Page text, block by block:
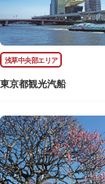
浅草中央部エリア
東京都観光汽船